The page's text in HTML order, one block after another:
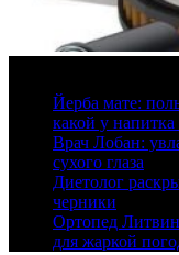
Йерба мате:
какой у напитка
Врач Лобан:
сухого глаза
Диетолог
черники
Ортопед
для жаркой